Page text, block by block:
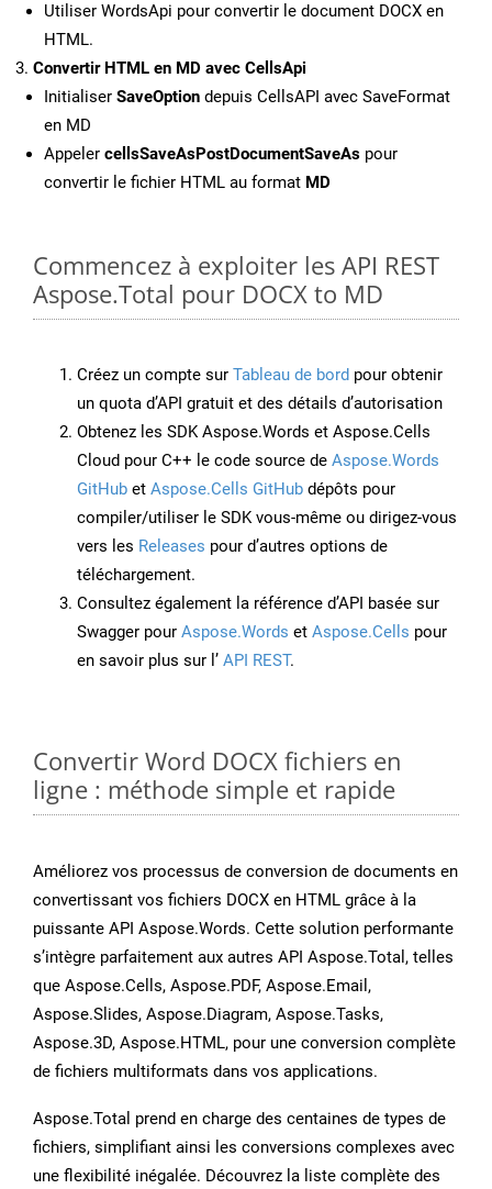
Utiliser WordsApi pour convertir le document DOCX en
HTML.
Convertir HTML en MD avec CellsApi
Initialiser SaveOption depuis CellsAPI avec SaveFormat
en MD
Appeler cellsSaveAsPostDocumentSaveAs pour
convertir le fichier HTML au format MD
Commencez à exploiter les API REST
Aspose.Total pour DOCX to MD
Créez un compte sur Tableau de bord pour obtenir
un quota d’API gratuit et des détails d’autorisation
Obtenez les SDK Aspose.Words et Aspose.Cells
Cloud pour C++ le code source de Aspose.Words
GitHub et Aspose.Cells GitHub dépôts pour
compiler/utiliser le SDK vous-même ou dirigez-vous
vers les Releases pour d’autres options de
téléchargement.
Consultez également la référence d’API basée sur
Swagger pour Aspose.Words et Aspose.Cells pour
en savoir plus sur l’ API REST.
Convertir Word DOCX fichiers en
ligne : méthode simple et rapide
Améliorez vos processus de conversion de documents en
convertissant vos fichiers DOCX en HTML grâce à la
puissante API Aspose.Words. Cette solution performante
s’intègre parfaitement aux autres API Aspose.Total, telles
que Aspose.Cells, Aspose.PDF, Aspose.Email,
Aspose.Slides, Aspose.Diagram, Aspose.Tasks,
Aspose.3D, Aspose.HTML, pour une conversion complète
de fichiers multiformats dans vos applications.
Aspose.Total prend en charge des centaines de types de
fichiers, simplifiant ainsi les conversions complexes avec
une flexibilité inégalée. Découvrez la liste complète des